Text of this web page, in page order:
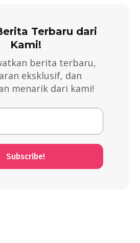
Terbaru dari
Kami!
berita terbaru,
eksklusif, dan
menarik dari kami!
Subscribe!